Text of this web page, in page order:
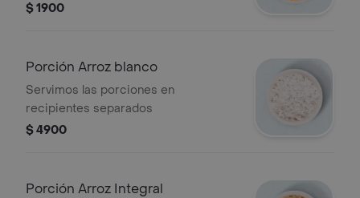
$ 1900
Porción Arroz blanco
Servimos las porciones en
recipientes separados
$ 4900
Porción Arroz Integral